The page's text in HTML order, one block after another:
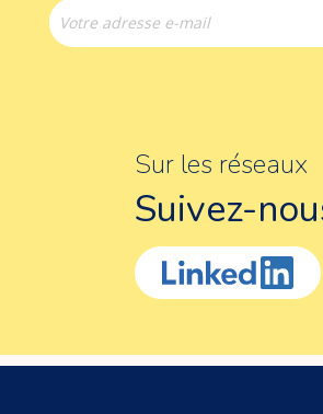
Sur les réseaux
Suivez-